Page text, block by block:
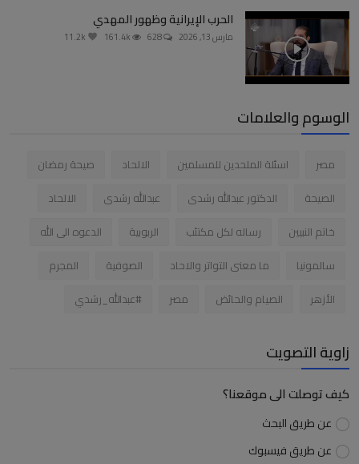
الحرب الإيرانية وظهور المهدي
مارس 13, 2026
الوسوم والعلامات
مصر اسئلة الملحدين للمسلمين الالحاد
صيحة رمضان
الصيحة
الدكتور عبدالله رشدى عبدالله رشدى
الالحاد
خاتم النبيين
رساله لكل مكتئب الربوبية
الدعوه الى الله
سالمونيا
ما معنى التواتر والاحاد الصوفية
المجرم
الأزهر
الصيام والحائض مصر #عبدالله_رشدي
زاوية التصويت
كيف توصلت الى موقعنا؟
عن طريق البحث
عن طريق فيسبوك